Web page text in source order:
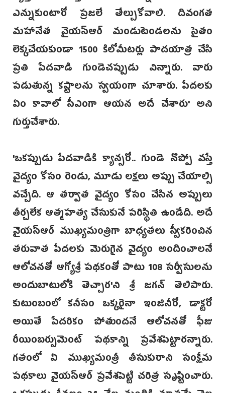
ఎన్నుకుంటారో ప్రజలే తేల్చుకోవాలి. దివంగత
మహానేత వైయస్ఆర్ మండుటెండ‌లను సైతం
లెక్కచేయకుండా 1500 కిలోమీటర్లు పాదయాత్ర చేసి
ప్రతి పేదవాడి గుండెచప్పుడు విన్నారు. వారు
పడుతున్న కష్టాలను స్వయంగా చూశారు. పేదలకు
ఏం కావాలో సీఎంగా ఆయన అదే చేశారు' అని
గుర్తుచేశారు.
'ఒకప్పుడు పేదవాడికి క్యాన్సరో.. గుండె నొప్పో వస్తే
వైద్యం కోసం రెండు, మూడు లక్షలు అప్పు చేయాల్సి
వచ్చేది. ఆ తర్వాత వైద్యం కోసం చేసిన అప్పులు
తీర్చలేక ఆత్మహత్య చేసుకునే పరిస్థితి ఉండేది. అదే
వైయస్ఆర్ ముఖ్యమంత్రిగా బాధ్యతలు స్వీకరించిన
తరువాత పేదలకు మెరుగైన వైద్యం అందించాలనే
ఆలోచనతో ఆగ్యోశ్రీ పథకంతో పాటు 108 సర్వీసులను
అందుబాటులోకి తెచ్చా‌ర'ని శ్రీ జగన్‌ తెలిపారు.
కుటుంబంలో కనీసం ఒక్కరైనా ఇంజినీరో, డాక్టరో
అయితే పేదరికం పోతుందనే ఆలోచనతో ఫీజు
రీయింబర్సుమెంట్ పథకాన్ని ప్రవేశపెట్టా‌రన్నారు.
గతంలో ఏ ముఖ్యమంత్రీ ‌తీసుకురాని సంక్షేమ
పథకాలు వైయస్‌ఆర్ ప్రవేశపెట్టి చరిత్ర సృష్టించారు.